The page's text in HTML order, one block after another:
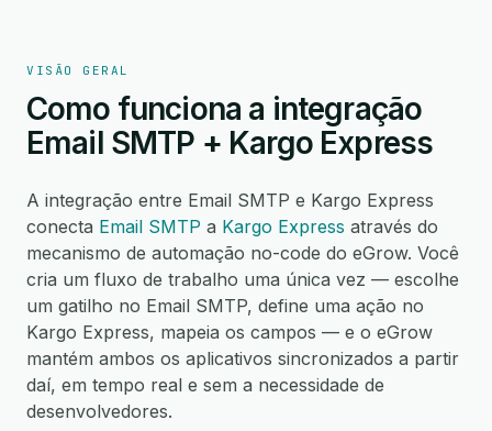
VISÃO GERAL
Como funciona a integração
Email SMTP + Kargo Express
A integração entre Email SMTP e Kargo Express
conecta Email SMTP a Kargo Express através do
mecanismo de automação no-code do eGrow. Você
cria um fluxo de trabalho uma única vez — escolhe
um gatilho no Email SMTP, define uma ação no
Kargo Express, mapeia os campos — e o eGrow
mantém ambos os aplicativos sincronizados a partir
daí, em tempo real e sem a necessidade de
desenvolvedores.